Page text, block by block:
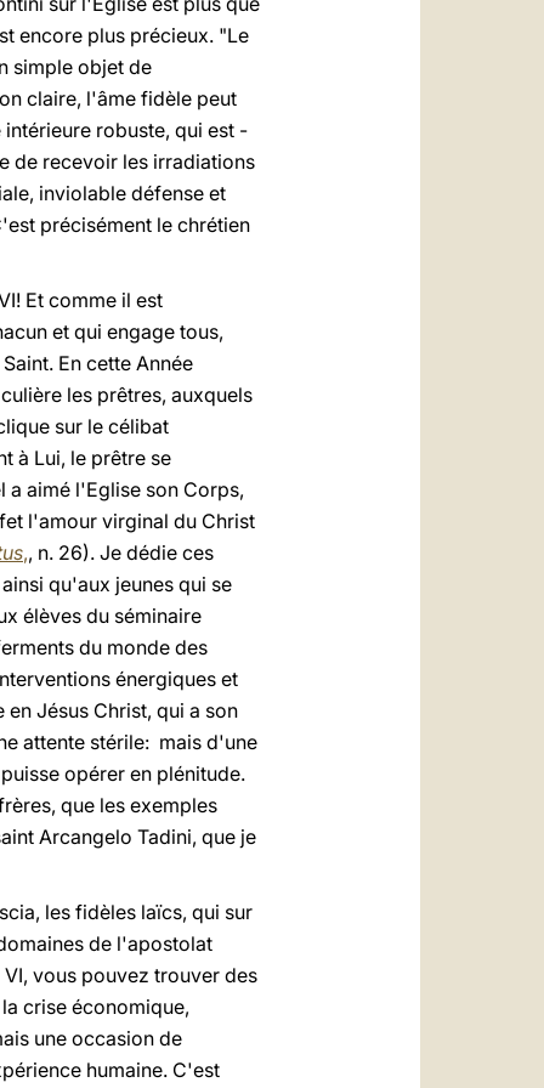
encore plus précieux. "Le
simple objet de
claire, l'âme fidèle peut
intérieure robuste, qui est -
de recevoir les irradiations
inviolable défense et
précisément le chrétien
Et comme il est
et qui engage tous,
En cette Année
les prêtres, auxquels
sur le célibat
à Lui, le prêtre se
aimé l'Eglise son Corps,
l'amour virginal du Christ
,, n. 26). Je dédie ces
qu'aux jeunes qui se
élèves du séminaire
du monde des
énergiques et
Jésus Christ, qui a son
attente stérile: mais d'une
opérer en plénitude.
que les exemples
Arcangelo Tadini, que je
les fidèles laïcs, qui sur
de l'apostolat
vous pouvez trouver des
crise économique,
une occasion de
humaine. C'est